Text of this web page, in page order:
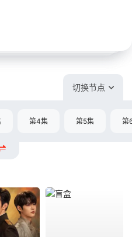
切换节点
第4集 第5集 第